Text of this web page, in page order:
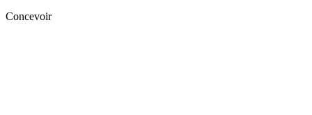
Concevoir